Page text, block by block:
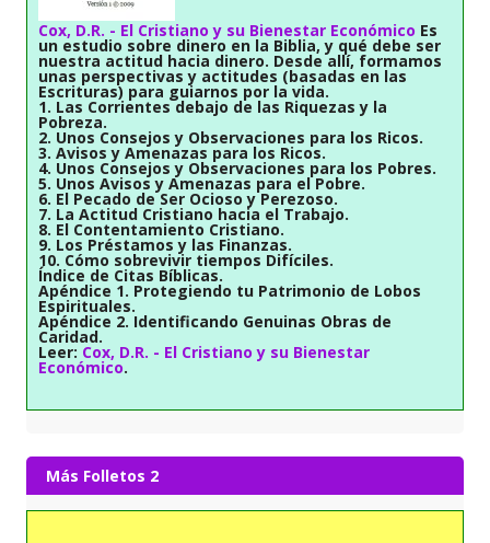
Cox, D.R. - El Cristiano y su Bienestar Económico Es
un estudio sobre dinero en la Biblia, y qué debe ser
nuestra actitud hacia dinero. Desde allí, formamos
unas perspectivas y actitudes (basadas en las
Escrituras) para guiarnos por la vida.
1. Las Corrientes debajo de las Riquezas y la
Pobreza.
2. Unos Consejos y Observaciones para los Ricos.
3. Avisos y Amenazas para los Ricos.
4. Unos Consejos y Observaciones para los Pobres.
5. Unos Avisos y Amenazas para el Pobre.
6. El Pecado de Ser Ocioso y Perezoso.
7. La Actitud Cristiano hacia el Trabajo.
8. El Contentamiento Cristiano.
9. Los Préstamos y las Finanzas.
10. Cómo sobrevivir tiempos Difíciles.
Índice de Citas Bíblicas.
Apéndice 1. Protegiendo tu Patrimonio de Lobos
Espirituales.
Apéndice 2. Identificando Genuinas Obras de
Caridad.
Leer: Cox, D.R. - El Cristiano y su Bienestar
Económico.
Más Folletos 2